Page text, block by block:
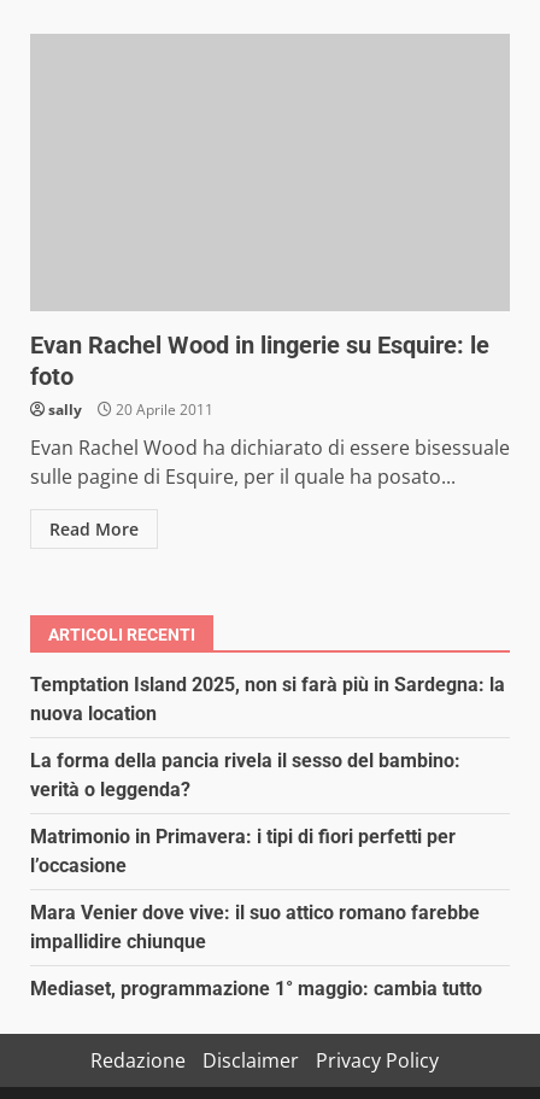
Evan Rachel Wood in lingerie su Esquire: le
foto
sally 20 Aprile 2011
Evan Rachel Wood ha dichiarato di essere bisessuale
sulle pagine di Esquire, per il quale ha posato...
Read More
ARTICOLI RECENTI
Temptation Island 2025, non si farà più in Sardegna: la
nuova location
La forma della pancia rivela il sesso del bambino:
verità o leggenda?
Matrimonio in Primavera: i tipi di fiori perfetti per
l’occasione
Mara Venier dove vive: il suo attico romano farebbe
impallidire chiunque
Mediaset, programmazione 1° maggio: cambia tutto
Redazione Disclaimer Privacy Policy